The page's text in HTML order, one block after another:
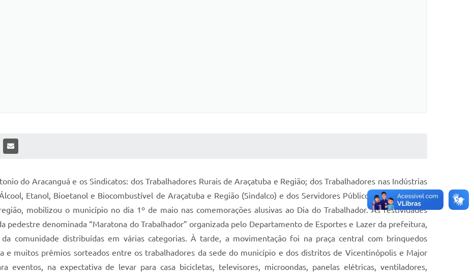
OUTRAS MÍDIAS
do Aracanguá e os Sindicatos: dos Trabalhadores Rurais de Araçatuba e Região; dos Trabalhadores nas Indústrias
Etanol, Bioetanol e Biocombustível de Araçatuba e Região (Sindalco) e dos Servidores Públicos de Aracanguá,
mobilizou o município no dia 1º de maio nas comemorações alusivas ao Dia do Trabalhador. As festividades
pedestre denominada “Maratona do Trabalhador” organizada pelo Departamento de Esportes e Lazer da prefeitura,
comunidade distribuídas em várias categorias. À tarde, a movimentação foi na praça central com brinquedos
e muitos prêmios sorteados entre os trabalhadores da sede do município e dos distritos de Vicentinópolis e Major
eventos, na expectativa de levar para casa bicicletas, televisores, microondas, panelas elétricas, ventiladores,